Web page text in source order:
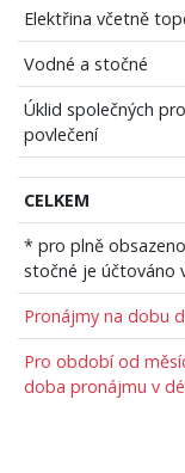
Elektřina včetně
Vodné a stočné
Úklid společných
povlečení
CELKEM
* pro plně
stočné je účtováno
Pronájmy na dobu
Pro období od
doba pronájmu v